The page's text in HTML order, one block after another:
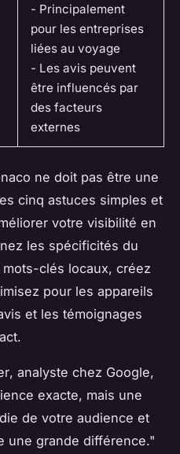
- Principalement
pour les entreprises
liées au voyage
- Les avis peuvent
être influencés par
des facteurs
externes
ne doit pas être une
cinq astuces simples et
votre visibilité en
les spécificités du
clés locaux, créez
pour les appareils
et les témoignages
, analyste chez Google,
exacte, mais une
de votre audience et
une grande différence."